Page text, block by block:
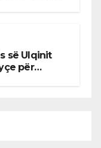
së Ulqinit
për